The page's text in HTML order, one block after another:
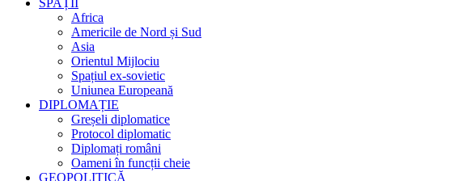
SPAȚII
Africa
Americile de Nord și Sud
Asia
Orientul Mijlociu
Spațiul ex-sovietic
Uniunea Europeană
DIPLOMAȚIE
Greșeli diplomatice
Protocol diplomatic
Diplomați români
Oameni în funcții cheie
GEOPOLITICĂ